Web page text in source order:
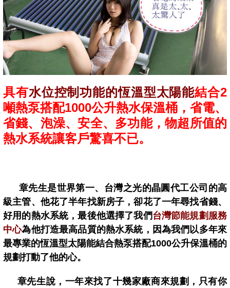
具有水位控制功能的恆溫型太陽能結合2
噸熱泵搭配1000公升熱水保溫桶，省電、
省錢、泡澡、安全、多功能，物超所值的
熱水系統讓客戶驚喜不已。
章先生是世界第一、台灣之光的晶圓代工公司的高
級主管、他花了半年找新房子，卻花了一年尋找省錢、
好用的熱水系統，最後他選擇了我們台灣節能規劃服務
中心為他打造最高品質的熱水系統，因為我們以多年來
最專業的恆溫型太陽能結合熱泵搭配1000公升保溫桶的
規劃打動了他的心。
章先生說，一年來找了十幾家廠商來規劃，只有你